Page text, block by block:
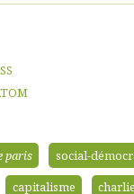
paris social-
capitalisme